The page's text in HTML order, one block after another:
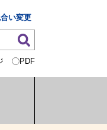
い変更
PDF